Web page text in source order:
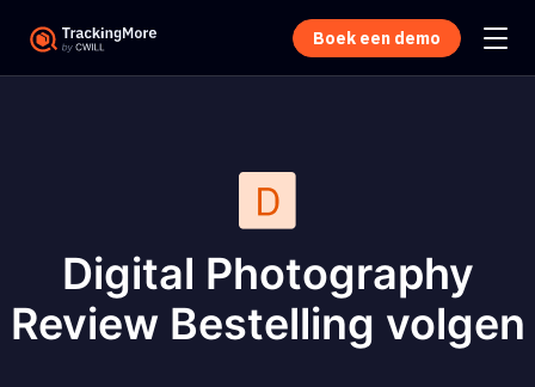
Boek een demo
Digital Photography
Review Bestelling volgen